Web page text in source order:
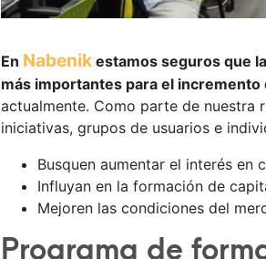
En Nabenik estamos seguros que
más importantes para el
actualmente. Como parte de nuestra
iniciativas, grupos de usuarios e
Busquen aumentar el interés en
Influyan en la formación de
Mejoren las condiciones del
Programa de